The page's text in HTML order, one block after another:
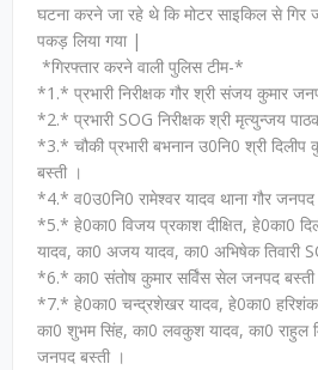
घटना करने जा रहे थे कि मोटर साइकिल से गिर
पकड़ लिया गया |
*गिरफ्तार करने वाली पुलिस टीम-*
*1.* प्रभारी निरीक्षक गौर श्री संजय कुमार
*2.* प्रभारी SOG निरीक्षक श्री मृत्युन्जय
*3.* चौकी प्रभारी बभनान उ0नि0 श्री दिलीप
बस्ती ।
*4.* व0उ0नि0 रामेश्वर यादव थाना गौर जनपद
*5.* हे0का0 विजय प्रकाश दीक्षित, हे0का0
यादव, का0 अजय यादव, का0 अभिषेक तिवारी
*6.* का0 संतोष कुमार सर्विंस सेल जनपद बस्ती
*7.* हे0का0 चन्द्रशेखर यादव, हे0का0
का0 शुभम सिंह, का0 लवकुश यादव, का0 राहुल
जनपद बस्ती ।